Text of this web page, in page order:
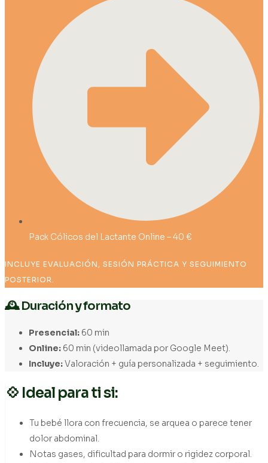
Pack Cólicos del Lactante Online – 40 €
INCLUYE EVALUACIÓN, SESIÓN PRÁCTICA Y SEGUIMIENTO
POSTERIOR.
🕰️ Duración y formato
Presencial: 60 min
Online: 60 min (videollamada por Google Meet).
Incluye:Valoración + guía personalizada + seguimiento.
💠 Ideal para ti si:
Tu bebé llora con frecuencia, se arquea o parece tener
dolor abdominal.
Notas gases, dificultad para dormir o rigidez corporal.